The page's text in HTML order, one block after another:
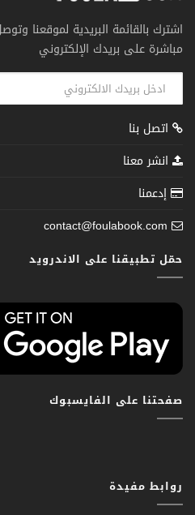
اشترك بالقائمة البريدية لموقعنا
مباشرة على بريدك الإلكتروني
اتصل بنا
انشر معنا
إدعمنا
contact@foulabook.com
حمّل تطبيقنا على الاندرويد
صفحتنا على الفايسبوك
روابط مفيدة